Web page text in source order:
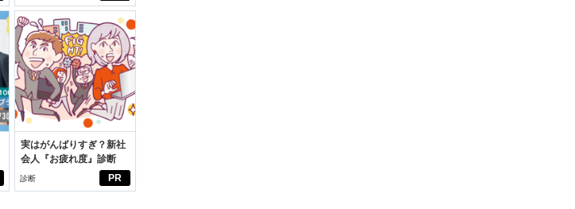
スアイテム
PR
実はがんばりすぎ？新社
会人『お疲れ度』診断
診断